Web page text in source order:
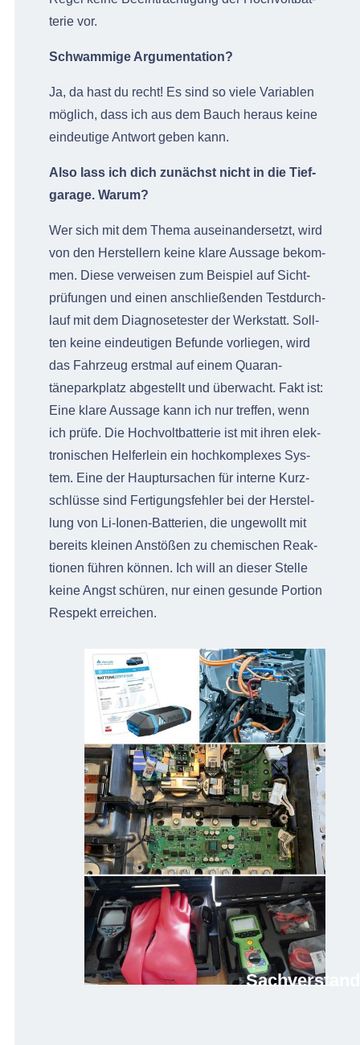
terie vor.
Schwammige Argu­men­ta­tion?
Ja, da hast du recht! Es sind so viele Vari­ablen
möglich, dass ich aus dem Bauch her­aus keine
ein­deutige Antwort geben kann.
Also lass ich dich zunächst nicht in die Tief­
garage. Warum?
Wer sich mit dem The­ma auseinan­der­set­zt, wird
von den Her­stellern keine klare Aus­sage bekom­
men. Diese ver­weisen zum Beispiel auf Sicht­
prü­fun­gen und einen anschließen­den Test­durch­
lauf mit dem Diag­nosetester der Werk­statt. Soll­
ten keine ein­deuti­gen Befunde vor­liegen, wird
das Fahrzeug erst­mal auf einem Quar­an­
tänepark­platz abgestellt und überwacht. Fakt ist:
Eine klare Aus­sage kann ich nur tre­f­fen, wenn
ich prüfe. Die Hoch­volt­bat­terie ist mit ihren elek­
tro­n­is­chen Helfer­lein ein hochkom­plex­es Sys­
tem. Eine der Haup­tur­sachen für interne Kurz­
schlüsse sind Fer­ti­gungs­fehler bei der Her­stel­
lung von Li-Ionen-Bat­te­rien, die unge­wollt mit
bere­its kleinen Anstößen zu chemis­chen Reak­
tio­nen führen kön­nen. Ich will an dieser Stelle
keine Angst schüren, nur einen gesunde Por­tion
Respekt erreichen.
Sachver­stand